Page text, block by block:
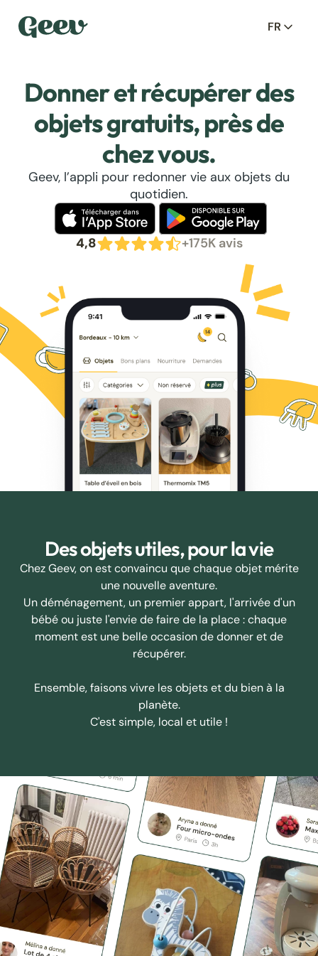
FR
Donner et récupérer des
objets gratuits, près de
chez vous.
Geev, l’appli pour redonner vie aux objets du
quotidien.
4,8 +175K avis
Des objets utiles, pour la vie
Chez Geev, on est convaincu que chaque objet mérite
une nouvelle aventure.
Un déménagement, un premier appart, l'arrivée d'un
bébé ou juste l'envie de faire de la place : chaque
moment est une belle occasion de donner et de
récupérer.
Ensemble, faisons vivre les objets et du bien à la
planète.
C'est simple, local et utile !